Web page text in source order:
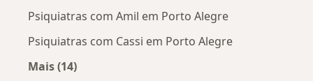
Psiquiatras com Amil em Porto Alegre
Psiquiatras com Cassi em Porto Alegre
Mais (14)